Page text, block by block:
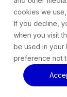
cookies we
If you decline,
when you visit
be used in your
preference not
Skip
main
content.